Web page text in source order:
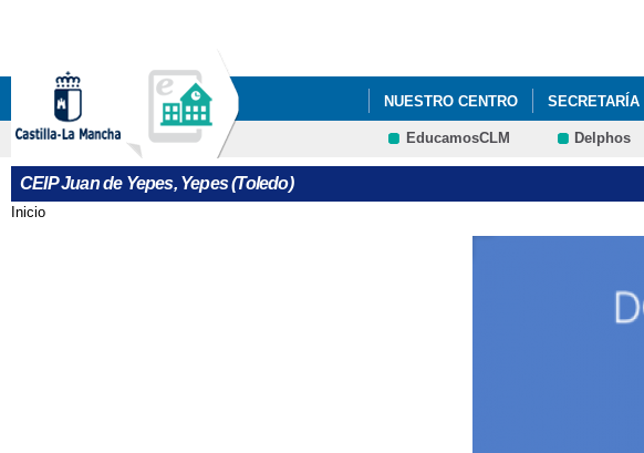
NUESTRO CENTRO SECRETARÍA
LOGO CEIP JUAN DE YEPES
EducamosCLM Delphos
CEIP Juan de Yepes, Yepes (Toledo)
Se encuentra usted aquí
Inicio